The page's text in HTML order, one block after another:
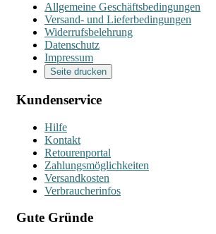
Allgemeine Geschäftsbedingungen
Versand- und Lieferbedingungen
Widerrufsbelehrung
Datenschutz
Impressum
Seite drucken
Kundenservice
Hilfe
Kontakt
Retourenportal
Zahlungsmöglichkeiten
Versandkosten
Verbraucherinfos
Gute Gründe